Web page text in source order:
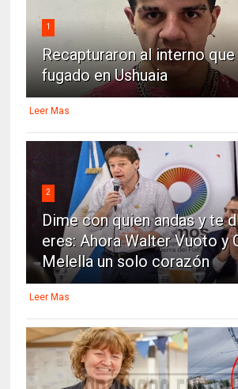
1
Recapturaron al interno
fugado en Ushuaia
Leer Mas
2
Dime con quien andas y te
eres: Ahora Walter Vuoto y
Melella un solo corazón
Leer Mas